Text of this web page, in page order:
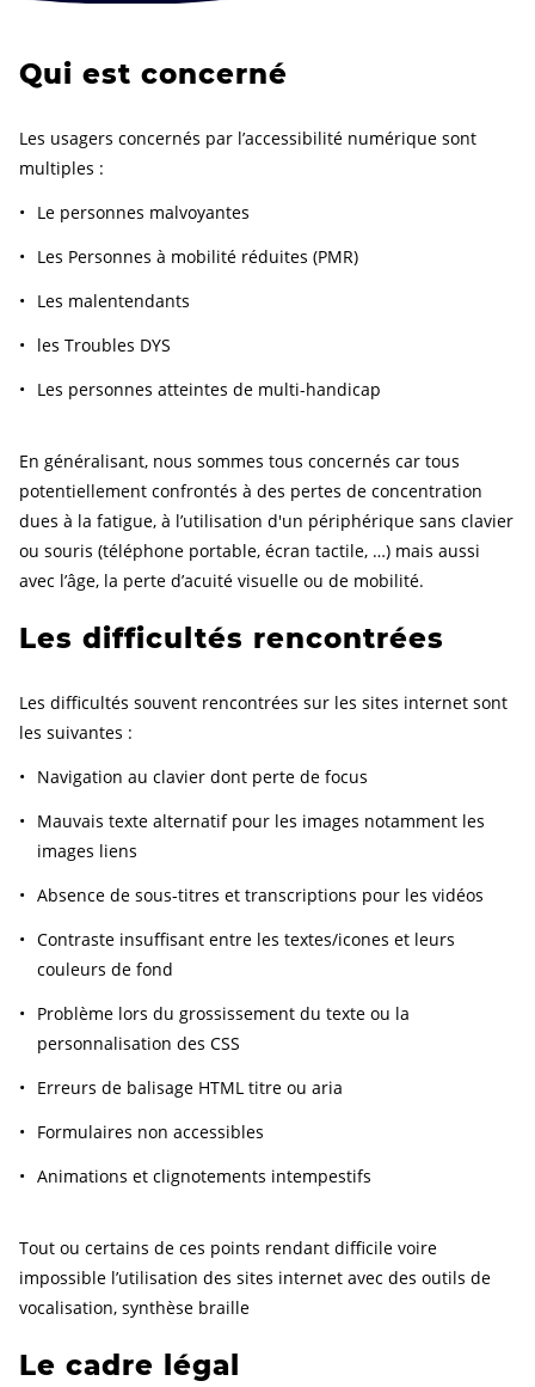
Qui est concerné
Les usagers concernés par l’accessibilité numérique sont
multiples :
Le personnes malvoyantes
Les Personnes à mobilité réduites (PMR)
Les malentendants
les Troubles DYS
Les personnes atteintes de multi-handicap
En généralisant, nous sommes tous concernés car tous
potentiellement confrontés à des pertes de concentration
dues à la fatigue, à l’utilisation d'un périphérique sans clavier
ou souris (téléphone portable, écran tactile, …) mais aussi
avec l’âge, la perte d’acuité visuelle ou de mobilité.
Les difficultés rencontrées
Les difficultés souvent rencontrées sur les sites internet sont
les suivantes :
Navigation au clavier dont perte de focus
Mauvais texte alternatif pour les images notamment les
images liens
Absence de sous-titres et transcriptions pour les vidéos
Contraste insuffisant entre les textes/icones et leurs
couleurs de fond
Problème lors du grossissement du texte ou la
personnalisation des CSS
Erreurs de balisage HTML titre ou aria
Formulaires non accessibles
Animations et clignotements intempestifs
Tout ou certains de ces points rendant difficile voire
impossible l’utilisation des sites internet avec des outils de
vocalisation, synthèse braille
Le cadre légal